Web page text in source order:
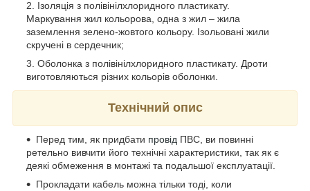
Ізоляція з полівінілхлоридного пластикату.
Маркування жил кольорова, одна з жил – жила
заземлення зелено-жовтого кольору. Ізольовані жили
скручені в сердечник;
Оболонка з полівінілхлоридного пластикату. Дроти
виготовляються різних кольорів оболонки.
Технічний опис
Перед тим, як придбати провід ПВС, ви повинні
ретельно вивчити його технічні характеристики, так як є
деякі обмеження в монтажі та подальшої експлуатації.
Прокладати кабель можна тільки тоді, коли